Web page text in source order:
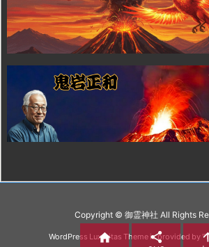
Copyright © 御霊神社 All Rights
WordPress Luxeritas Theme is provided by "
 